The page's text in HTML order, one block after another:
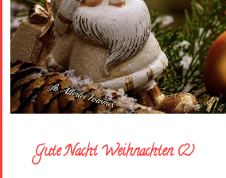
Gute Nacht Weihnachten (2)